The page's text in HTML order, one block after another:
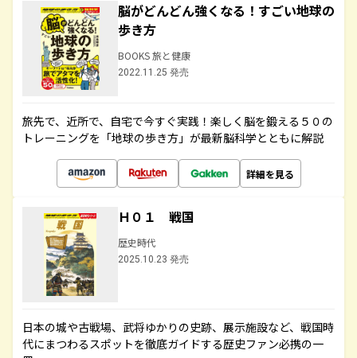
脳がどんどん強くなる！すごい地球の
歩き方
BOOKS 旅と健康
2022.11.25 発売
旅先で、近所で、自宅で今すぐ実践！楽しく脳を鍛える５０の
トレーニングを「地球の歩き方」が最新脳科学とともに解説
詳細を見る
Ｈ０１ 戦国
歴史時代
2025.10.23 発売
日本の城や古戦場、武将ゆかりの史跡、展示施設など、戦国時
代にまつわるスポットを徹底ガイドする歴史ファン必携の一